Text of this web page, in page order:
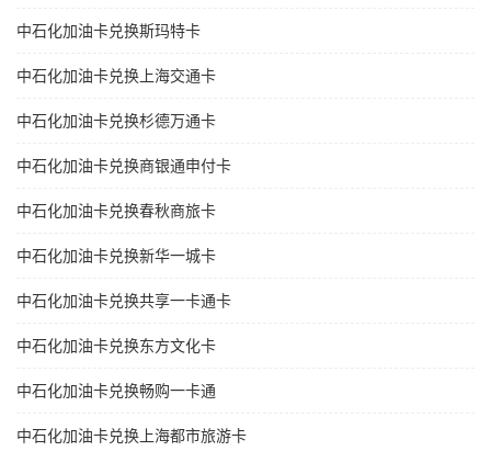
中石化加油卡兑换斯玛特卡
中石化加油卡兑换上海交通卡
中石化加油卡兑换杉德万通卡
中石化加油卡兑换商银通申付卡
中石化加油卡兑换春秋商旅卡
中石化加油卡兑换新华一城卡
中石化加油卡兑换共享一卡通卡
中石化加油卡兑换东方文化卡
中石化加油卡兑换畅购一卡通
中石化加油卡兑换上海都市旅游卡